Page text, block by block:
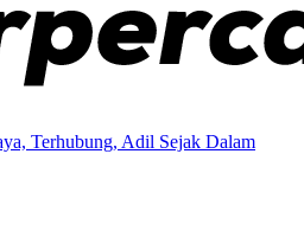
Terhubung, Adil Sejak Dalam